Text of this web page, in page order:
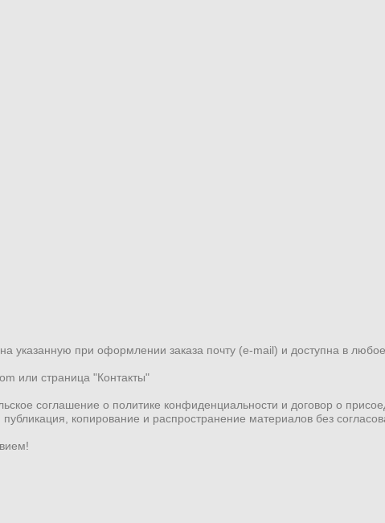
указанную при оформлении заказа почту (e-mail) и доступна в
или страница "Контакты"
соглашение о политике конфиденциальности и договор о
копирование и распространение материалов без